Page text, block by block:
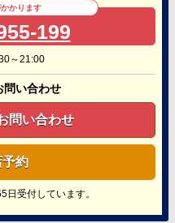
かります
199
～21:00
問い合わせ
問い合わせ
約
日受付しています。